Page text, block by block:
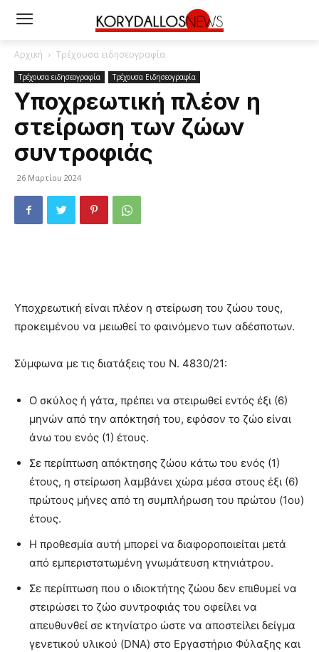
Αρχική Τρέχουσα ειδησεογραφία
Τρέχουσα ειδησεογραφία Τρέχουσα Ειδησεογραφία
Υποχρεωτική πλέον η
στείρωση των ζώων
συντροφιάς
26 Μαρτίου 2024
Υποχρεωτική είναι πλέον η στείρωση του ζώου τους,
προκειμένου να μειωθεί το φαινόμενο των αδέσποτων.
Σύμφωνα με τις διατάξεις του Ν. 4830/21:
Ο σκύλος ή γάτα, πρέπει να στειρωθεί εντός έξι (6)
μηνών από την απόκτησή του, εφόσον το ζώο είναι
άνω του ενός (1) έτους.
Σε περίπτωση απόκτησης ζώου κάτω του ενός (1)
έτους, η στείρωση λαμβάνει χώρα μέσα στους έξι (6)
πρώτους μήνες από τη συμπλήρωση του πρώτου (1ου)
έτους.
H προθεσμία αυτή μπορεί να διαφοροποιείται μετά
από εμπεριστατωμένη γνωμάτευση κτηνιάτρου.
Σε περίπτωση που ο ιδιοκτήτης ζώου δεν επιθυμεί να
στειρώσει το ζώο συντροφιάς του οφείλει να
απευθυνθεί σε κτηνίατρο ώστε να αποστείλει δείγμα
γενετικού υλικού (DNA) στο Εργαστήριο Φύλαξης και